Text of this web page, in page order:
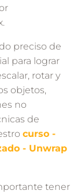
preciso de
para lograr
rotar y
objetos,
no
de
curso -
- Unwrap
tener